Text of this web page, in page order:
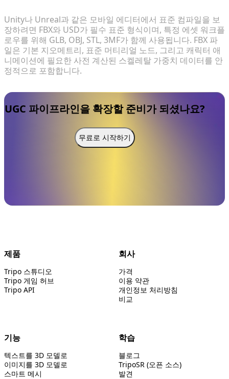
Unity나 Unreal과 같은 모바일 에디터에서 표준 컴파일을 보
장하려면 FBX와 USD가 필수 표준 형식이며, 특정 에셋 워크플
로우를 위해 GLB, OBJ, STL, 3MF가 함께 사용됩니다. FBX 파
일은 기본 지오메트리, 표준 머티리얼 노드, 그리고 캐릭터 애
니메이션에 필요한 사전 계산된 스켈레탈 가중치 데이터를 안
정적으로 포함합니다.
UGC 파이프라인을 확장할 준비가 되셨나요?
무료로 시작하기
제품
Tripo 스튜디오
Tripo 게임 허브
Tripo API
회사
가격
이용 약관
개인정보 처리방침
비교
기능
텍스트를 3D 모델로
이미지를 3D 모델로
스마트 메시
학습
블로그
TripoSR (오픈 소스)
발견